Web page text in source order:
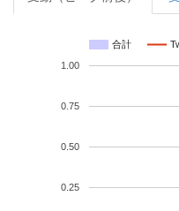
合計
0.25
0.50
0.75
1.00